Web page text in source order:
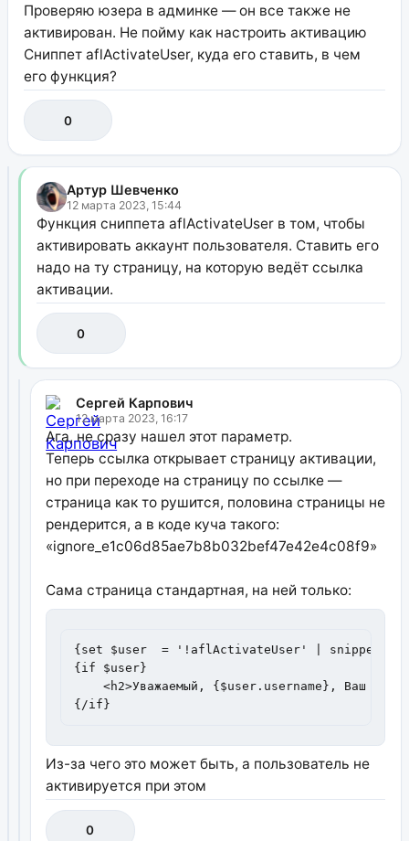
Проверяю юзера в админке — он все также не
активирован. Не пойму как настроить активацию
Сниппет aflActivateUser, куда его ставить, в чем
его функция?
0
Артур Шевченко
12 марта 2023, 15:44
Функция сниппета aflActivateUser в том, чтобы
активировать аккаунт пользователя. Ставить его
надо на ту страницу, на которую ведёт ссылка
активации.
0
Сергей Карпович
12 марта 2023, 16:17
Ага, не сразу нашел этот параметр.
Теперь ссылка открывает страницу активации,
но при переходе на страницу по ссылке —
страница как то рушится, половина страницы не
рендерится, а в коде куча такого:
«ignore_e1c06d85ae7b8b032bef47e42e4c08f9»
Сама страница стандартная, на ней только:
{set $user  = '!aflActivateUser' |
{if $user}
<h2>Уважаемый, {$user.username}, Ваш
{/if}
Из-за чего это может быть, а пользователь не
активируется при этом
0